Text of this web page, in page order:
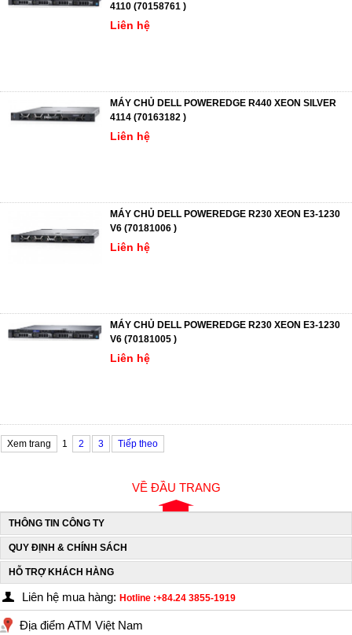
4110 (70158761 )
Liên hệ
MÁY CHỦ DELL POWEREDGE R440 XEON SILVER
4114 (70163182 )
Liên hệ
MÁY CHỦ DELL POWEREDGE R230 XEON E3-1230
V6 (70181006 )
Liên hệ
MÁY CHỦ DELL POWEREDGE R230 XEON E3-1230
V6 (70181005 )
Liên hệ
Xem trang 1 2 3 Tiếp theo
VỀ ĐẦU TRANG
THÔNG TIN CÔNG TY
QUY ĐỊNH & CHÍNH SÁCH
HỖ TRỢ KHÁCH HÀNG
Liên hệ mua hàng: Hotline :+84.24 3855-1919
Địa điểm ATM Việt Nam